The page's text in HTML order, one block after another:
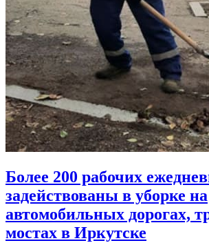
Более 200 рабочих
задействованы в уборке на
автомобильных дорогах,
мостах в Иркутске